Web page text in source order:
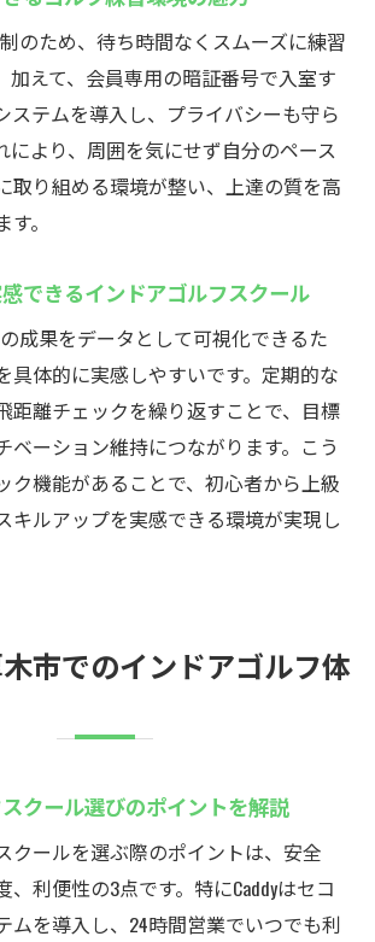
のため、待ち時間なくスムーズに練習
加えて、会員専用の暗証番号で入室す
ステムを導入し、プライバシーも守ら
により、周囲を気にせず自分のペース
取り組める環境が整い、上達の質を高
。
できるインドアゴルフスクール
成果をデータとして可視化できるた
具体的に実感しやすいです。定期的な
距離チェックを繰り返すことで、目標
ベーション維持につながります。こう
ク機能があることで、初心者から上級
キルアップを実感できる環境が実現し
市でのインドアゴルフ体
クール選びのポイントを解説
クールを選ぶ際のポイントは、安全
利便性の3点です。特にCaddyはセコ
ムを導入し、24時間営業でいつでも利